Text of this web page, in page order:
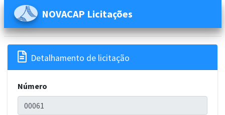
NOVACAP Licitações
 Detalhamento de licitação
Número